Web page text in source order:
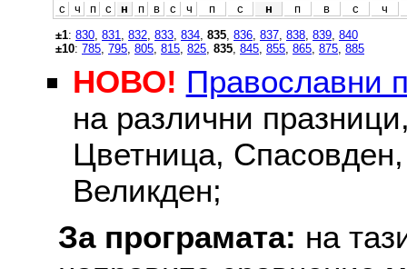
с
ч п с н п в с ч п с н п в с
ч
±1: 830 831 832 833 834 835 836 837 838 839 840
±10: 785 795 805 815 825 835 845 855 865 875 885
НОВО! Православни
на различни
Цветница, Спасовден,
Великден;
За програмата: на